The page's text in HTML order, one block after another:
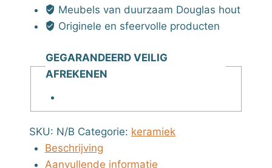
Meubels van duurzaam Douglas hout
Originele en sfeervolle producten
GEGARANDEERD VEILIG
AFREKENEN
SKU: N/B Categorie: keramiek
Beschrijving
Aanvullende informatie